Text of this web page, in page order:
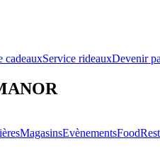
cadeauxService rideauxDevenir
MagasinsEvènementsFood